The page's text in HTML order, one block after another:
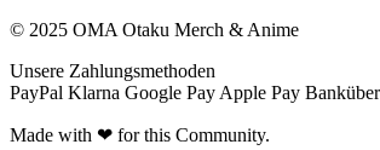
© 2025 OMA Otaku Merch & Anime
Unsere Zahlungsmethoden
PayPal Klarna Google Pay Apple Pay
Made with ❤ for this Community.